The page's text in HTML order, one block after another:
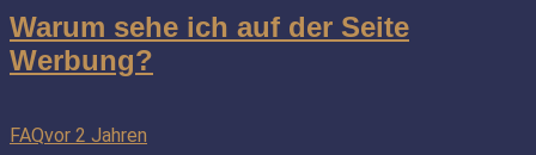
Warum sehe ich auf der Seite
Werbung?
FAQvor 2 Jahren